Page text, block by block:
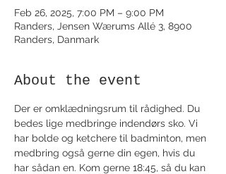
Feb 26, 2025, 7:00 PM – 9:00 PM
Randers, Jensen Wærums Allé 3, 8900
Randers, Danmark
About the event
Der er omklædningsrum til rådighed. Du
bedes lige medbringe indendørs sko. Vi
har bolde og ketchere til badminton, men
medbring også gerne din egen, hvis du
har sådan en. Kom gerne 18:45, så du kan